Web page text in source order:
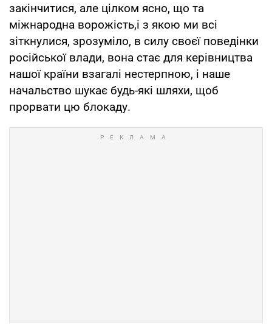
закінчитися, але цілком ясно, що та
міжнародна ворожість,і з якою ми всі
зіткнулися, зрозуміло, в силу своєї поведінки
російської влади, вона стає для керівництва
нашої країни взагалі нестерпною, і наше
начальство шукає будь-які шляхи, щоб
прорвати цю блокаду.